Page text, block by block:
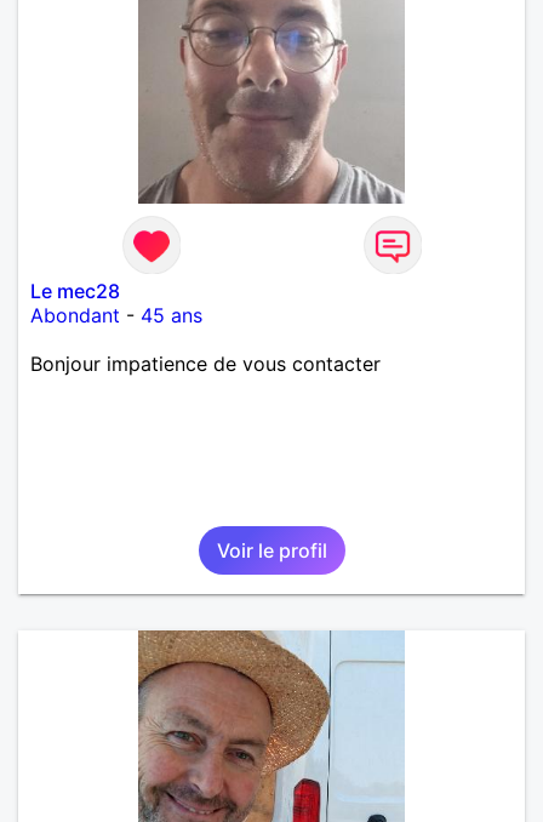
Le mec28
Abondant - 45 ans
Bonjour impatience de vous contacter
Voir le profil